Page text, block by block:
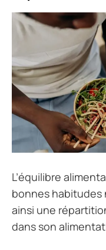
L’équilibre
bonnes
ainsi une
dans son